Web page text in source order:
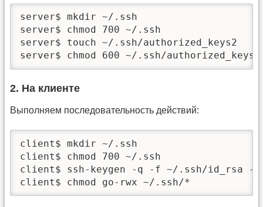
server$ mkdir ~/.ssh
server$ chmod 700 ~/.ssh
server$ touch ~/.ssh/authorized_keys2
server$ chmod 600 ~/.ssh/authorized_keys2
2. На клиенте
Выполняем последовательность действий:
client$ mkdir ~/.ssh
client$ chmod 700 ~/.ssh
client$ ssh-keygen -q -f ~/.ssh/id_rsa -
client$ chmod go-rwx ~/.ssh/*